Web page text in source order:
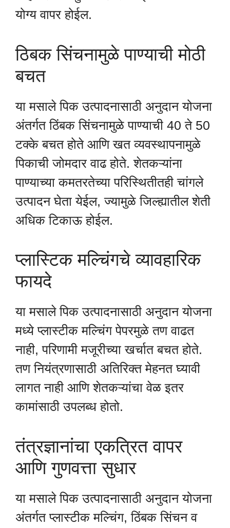
योग्य वापर होईल.
ठिबक सिंचनामुळे पाण्याची मोठी
बचत
या मसाले पिक उत्पादनासाठी अनुदान योजना
अंतर्गत ठिंबक सिंचनामुळे पाण्याची 40 ते 50
टक्के बचत होते आणि खत व्यवस्थापनामुळे
पिकाची जोमदार वाढ होते. शेतकऱ्यांना
पाण्याच्या कमतरतेच्या परिस्थितीतही चांगले
उत्पादन घेता येईल, ज्यामुळे जिल्ह्यातील शेती
अधिक टिकाऊ होईल.
प्लास्टिक मल्चिंगचे व्यावहारिक
फायदे
या मसाले पिक उत्पादनासाठी अनुदान योजना
मध्ये प्लास्टीक मल्चिंग पेपरमुळे तण वाढत
नाही, परिणामी मजूरीच्या खर्चात बचत होते.
तण नियंत्रणासाठी अतिरिक्त मेहनत घ्यावी
लागत नाही आणि शेतकऱ्यांचा वेळ इतर
कामांसाठी उपलब्ध होतो.
तंत्रज्ञानांचा एकत्रित वापर
आणि गुणवत्ता सुधार
या मसाले पिक उत्पादनासाठी अनुदान योजना
अंतर्गत प्लास्टीक मल्चिंग, ठिंबक सिंचन व